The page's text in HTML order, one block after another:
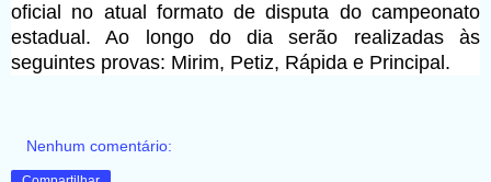
oficial no atual formato de disputa do campeonato
estadual. Ao longo do dia serão realizadas às
seguintes provas: Mirim, Petiz, Rápida e Principal.
Nenhum comentário: